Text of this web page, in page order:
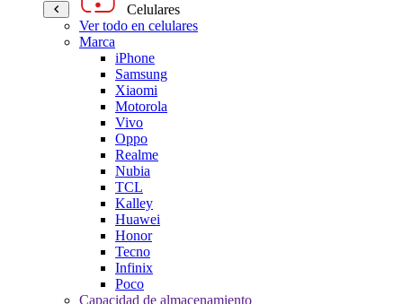
Celulares
Ver todo en celulares
Marca
iPhone
Samsung
Xiaomi
Motorola
Vivo
Oppo
Realme
Nubia
TCL
Kalley
Huawei
Honor
Tecno
Infinix
Poco
Capacidad de almacenamiento